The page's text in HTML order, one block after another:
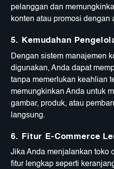
pelanggan dan
konten atau promosi dengan
5. Kemudahan
Dengan sistem manajemen
digunakan, Anda dapat
tanpa memerlukan keahlian
memungkinkan Anda untuk
gambar, produk, atau
langsung.
6. Fitur E-Commerce
Jika Anda menjalankan toko
fitur lengkap seperti